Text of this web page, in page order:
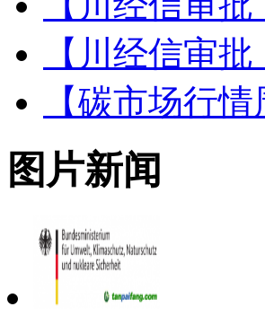
【川经信审
【碳市场行
图片新闻